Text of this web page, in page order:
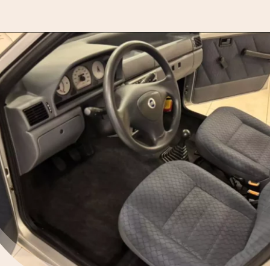
Opening